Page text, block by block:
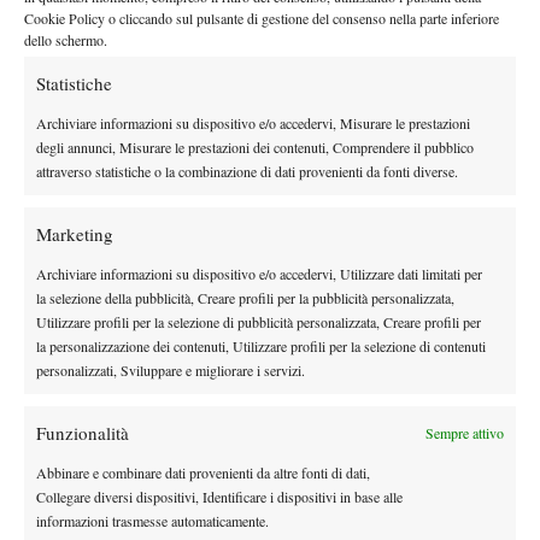
Cookie Policy o cliccando sul pulsante di gestione del consenso nella parte inferiore
dello schermo.
Statistiche
Archiviare informazioni su dispositivo e/o accedervi, Misurare le prestazioni
degli annunci, Misurare le prestazioni dei contenuti, Comprendere il pubblico
attraverso statistiche o la combinazione di dati provenienti da fonti diverse.
Marketing
Archiviare informazioni su dispositivo e/o accedervi, Utilizzare dati limitati per
la selezione della pubblicità, Creare profili per la pubblicità personalizzata,
Utilizzare profili per la selezione di pubblicità personalizzata, Creare profili per
la personalizzazione dei contenuti, Utilizzare profili per la selezione di contenuti
personalizzati, Sviluppare e migliorare i servizi.
Funzionalità Sempre attivo
Abbinare e combinare dati provenienti da altre fonti di dati,
Collegare diversi dispositivi, Identificare i dispositivi in base alle
informazioni trasmesse automaticamente.
cercare di fare il massimo ogni giorno in allenamento”.
RANKING COME CONSEGUENZA
Il diciannovenne azzurro ha affrontato anche il tema del ranking
ATP, spesso utilizzato come metro assoluto di giudizio: “È
normale che un giocatore venga presentato con il suo ranking,
perché rappresenta quello che fai durante l’anno.Ci sono
ma non è quello l’importante.
e lavori con costanza, il ranking diventa una conseguenza.
cerco di concentrarmi soprattutto su questo”.
IL PROGRAMMA DI CINÀ
Per quanto riguarda la programmazione delle prossime
proprio percorso senza forzare troppo il passaggio all’erba: “In
teoria farò una settimana di recupero, poi una di allenamento,
quindidue Challenger sulla terra battuta e successivamente
andrò direttamente alle qualificazioni di Wimbledon